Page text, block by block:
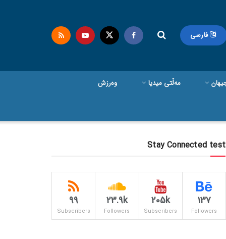
فارسی
مەڵتی میدیا وەرزش
Stay Connected test
137
Followers
205k
Subscribers
23.9k
Followers
99
Subscribers